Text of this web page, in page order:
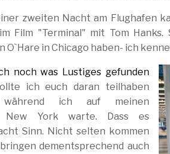
zweiten Nacht am Flughafen
Film "Terminal" mit Tom Hanks.
O`Hare in Chicago haben- ich
noch was Lustiges gefunden
ich euch daran teilhaben
während ich auf meinen
New York warte. Dass es
Sinn. Nicht selten kommen
dementsprechend auch